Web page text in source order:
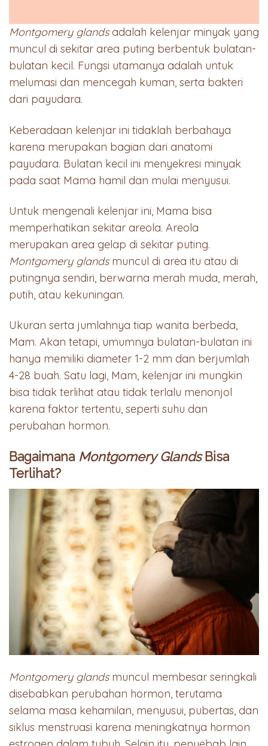
Montgomery glandsadalah kelenjar minyak yang
muncul di sekitar area puting berbentuk bulatan-
bulatan kecil. Fungsi utamanya adalah untuk
melumasi dan mencegah kuman, serta bakteri
dari payudara.
Keberadaan kelenjar ini tidaklah berbahaya
karena merupakan bagian dari anatomi
payudara. Bulatan kecil ini menyekresi minyak
pada saat Mama hamil dan mulai menyusui.
Untuk mengenali kelenjar ini, Mama bisa
memperhatikan sekitar areola. Areola
merupakan area gelap di sekitar puting.
Montgomery glandsmuncul di area itu atau di
putingnya sendiri, berwarna merah muda, merah,
putih, atau kekuningan.
Ukuran serta jumlahnya tiap wanita berbeda,
Mam. Akan tetapi, umumnya bulatan-bulatan ini
hanya memiliki diameter 1-2 mm dan berjumlah
4-28 buah. Satu lagi, Mam, kelenjar ini mungkin
bisa tidak terlihat atau tidak terlalu menonjol
karena faktor tertentu, seperti suhu dan
perubahan hormon.
Bagaimana Montgomery GlandsBisa
Terlihat?
Montgomery glandsmuncul membesar seringkali
disebabkan perubahan hormon, terutama
selama masa kehamilan, menyusui, pubertas, dan
siklus menstruasi karena meningkatnya hormon